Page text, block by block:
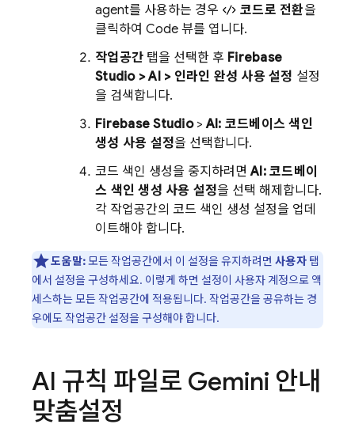
agent를 사용하는 경우 코드로 전환을
클릭하여 Code 뷰를 엽니다.
작업공간 탭을 선택한 후 Firebase
Studio> AI > 인라인 완성 사용 설정 설정
을 검색합니다.
Firebase Studio>AI: 코드베이스 색인
생성 사용 설정을 선택합니다.
코드 색인 생성을 중지하려면AI: 코드베이
스 색인 생성 사용 설정을 선택 해제합니다.
각 작업공간의 코드 색인 생성 설정을 업데
이트해야 합니다.
도움말:모든 작업공간에서 이 설정을 유지하려면 사용자탭
에서 설정을 구성하세요. 이렇게 하면 설정이 사용자 계정으로 액
세스하는 모든 작업공간에 적용됩니다. 작업공간을 공유하는 경
우에도 작업공간 설정을 구성해야 합니다.
AI 규칙 파일로 Gemini 안내
맞춤설정